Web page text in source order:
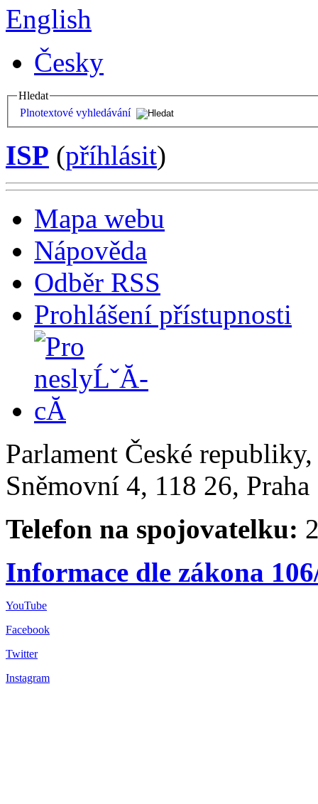
English
Česky
Hledat
Plnotextové vyhledávání
ISP (příhlásit)
Mapa webu
Nápověda
Odběr RSS
Prohlášení přístupnosti
Parlament České
Sněmovní 4, 118 26,
Telefon na spojovatelku:
Informace dle zákona
YouTube
Facebook
Twitter
Instagram